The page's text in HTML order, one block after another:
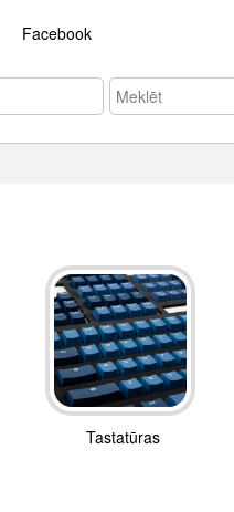
Facebook
Tastatūras